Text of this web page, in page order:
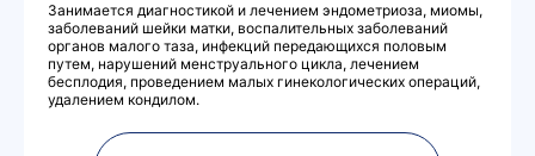
Занимается диагностикой и лечением эндометриоза, миомы,
заболеваний шейки матки, воспалительных заболеваний
органов малого таза, инфекций передающихся половым
путем, нарушений менструального цикла, лечением
бесплодия, проведением малых гинекологических операций,
удалением кондилом.